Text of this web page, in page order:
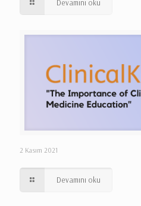
Devamını oku
2 Kasım 2021
Devamını oku